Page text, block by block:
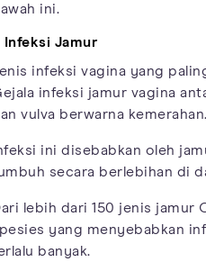
ini.
Infeksi Jamur
infeksi vagina yang
infeksi jamur vagina
vulva berwarna kemerahan.
ini disebabkan oleh
secara berlebihan di
lebih dari 150 jenis jamur
yang menyebabkan
banyak.